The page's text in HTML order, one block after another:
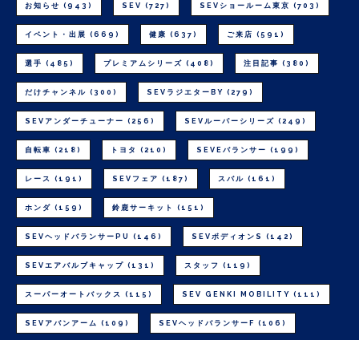
お知らせ (943) SEV (727) SEVショールーム東京 (703)
イベント・出展 (669) 健康 (637) ご来店 (591)
選手 (485) プレミアムシリーズ (408) 注目記事 (380)
だけチャンネル (300) SEVラジエターBY (279)
SEVアンダーチューナー (256) SEVルーパーシリーズ (249)
自転車 (218) トヨタ (210) SEVEバランサー (199)
レース (191) SEVフェア (187) スバル (161)
ホンダ (159) 鈴鹿サーキット (151)
SEVヘッドバランサーPU (146) SEVボディオンS (142)
SEVエアバルブキャップ (131) スタッフ (119)
スーパーオートバックス (115) SEV GENKI MOBILITY (111)
SEVアバンアーム (109) SEVヘッドバランサーF (106)